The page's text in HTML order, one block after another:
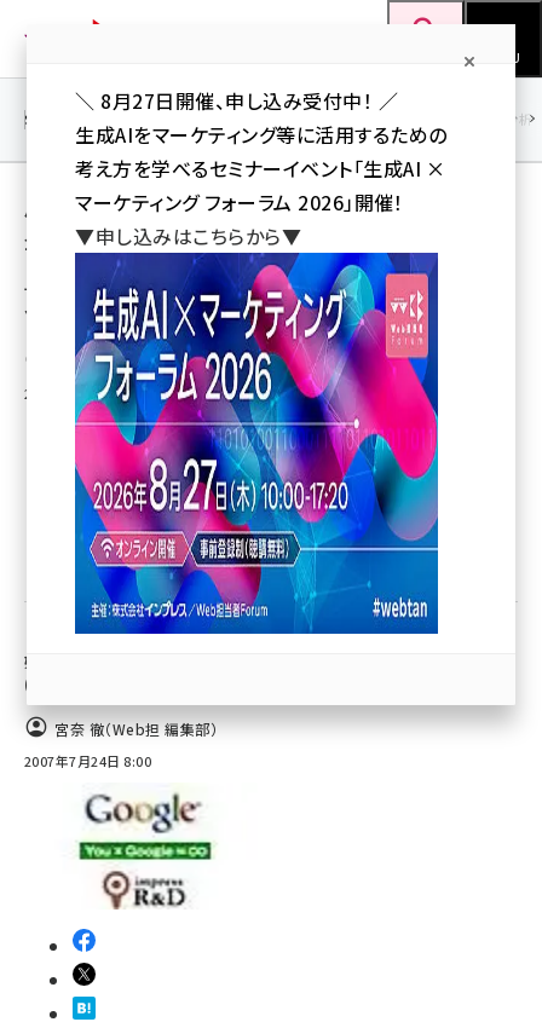
ン
MENU
seo (3528)
ai (2811)
youtube (2439)
note (2315)
セミナー (2308)
z世代 (1623)
meo (1277)
llmo (1166)
SEO アクセス解析／データ分析
用語「ガジェット」 が使われている記事の一覧
全 5 記事中 1 ～ 5 を表示中
マイクロソフト、Windows Liveガジェットの
ソフトウェア開発キット日本語版を公開
斉藤 彰男（Web担 編集部）
2006年8月30日 4:12
その他
「iGoogleガジェットコンテスト」作品募集開
始。グランプリ受賞者にはMacBookPro
(Apple社製)を贈呈!
宮奈 徹（Web担 編集部）
2007年7月24日 8:00
＼ 8月27日開催、申し込み受付中！ ／
生成AIをマーケティング等に活用するための
考え方を学べるセミナーイベント「生成AI ×
マーケティング フォーラム 2026」開催！
▼申し込みはこちらから▼